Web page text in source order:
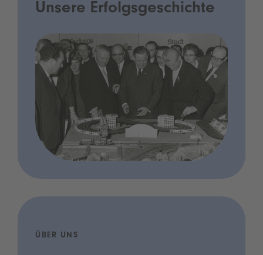
Unsere Erfolgsgeschichte
ÜBER UNS